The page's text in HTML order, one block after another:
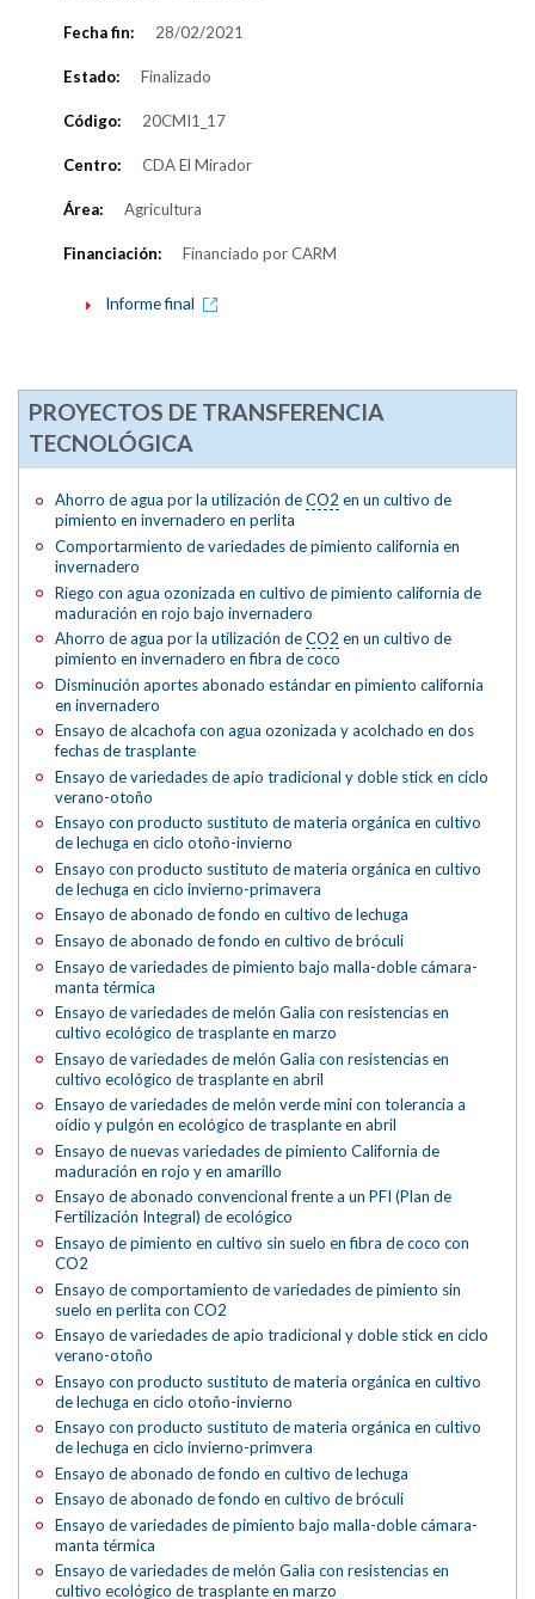
Fecha fin: 28/02/2021
Estado: Finalizado
Código: 20CMI1_17
Centro: CDA El Mirador
Área: Agricultura
Financiación: Financiado por CARM
Informe final
PROYECTOS DE TRANSFERENCIA
TECNOLÓGICA
Ahorro de agua por la utilización deCO2 en un cultivo de
pimiento en invernadero en perlita
Comportarmiento de variedades de pimiento california en
invernadero
Riego con agua ozonizada en cultivo de pimiento california de
maduración en rojo bajo invernadero
Ahorro de agua por la utilización deCO2 en un cultivo de
pimiento en invernadero en fibra de coco
Disminución aportes abonado estándar en pimiento california
en invernadero
Ensayo de alcachofa con agua ozonizada y acolchado en dos
fechas de trasplante
Ensayo de variedades de apio tradicional y doble stick en ciclo
verano-otoño
Ensayo con producto sustituto de materia orgánica en cultivo
de lechuga en ciclo otoño-invierno
Ensayo con producto sustituto de materia orgánica en cultivo
de lechuga en ciclo invierno-primavera
Ensayo de abonado de fondo en cultivo de lechuga
Ensayo de abonado de fondo en cultivo de bróculi
Ensayo de variedades de pimiento bajo malla-doble cámara-
manta térmica
Ensayo de variedades de melón Galia con resistencias en
cultivo ecológico de trasplante en marzo
Ensayo de variedades de melón Galia con resistencias en
cultivo ecológico de trasplante en abril
Ensayo de variedades de melón verde mini con tolerancia a
oídio y pulgón en ecológico de trasplante en abril
Ensayo de nuevas variedades de pimiento California de
maduración en rojo y en amarillo
Ensayo de abonado convencional frente a un PFI (Plan de
Fertilización Integral) de ecológico
Ensayo de pimiento en cultivo sin suelo en fibra de coco con
CO2
Ensayo de comportamiento de variedades de pimiento sin
suelo en perlita con CO2
Ensayo de variedades de apio tradicional y doble stick en ciclo
verano-otoño
Ensayo con producto sustituto de materia orgánica en cultivo
de lechuga en ciclo otoño-invierno
Ensayo con producto sustituto de materia orgánica en cultivo
de lechuga en ciclo invierno-primvera
Ensayo de abonado de fondo en cultivo de lechuga
Ensayo de abonado de fondo en cultivo de bróculi
Ensayo de variedades de pimiento bajo malla-doble cámara-
manta térmica
Ensayo de variedades de melón Galia con resistencias en
cultivo ecológico de trasplante en marzo